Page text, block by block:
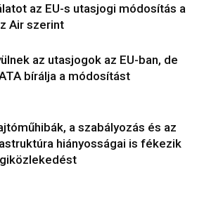
az EU-s utasjogi módosítás a
Air szerint
az utasjogok az EU-ban, de
bírálja a módosítást
a szabályozás és az
hiányosságai is fékezik